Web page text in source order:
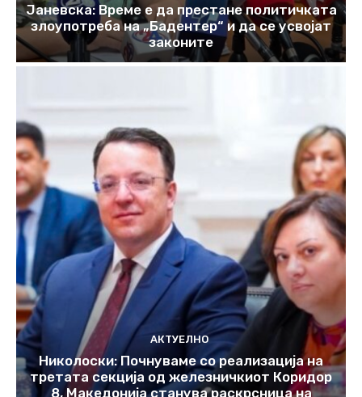
Јаневска: Време е да престане политичката
злоупотреба на „Бадентер“ и да се усвојат
законите
АКТУЕЛНО
Николоски: Почнуваме со реализација на
третата секција од железничкиот Коридор
8, Македонија станува раскрсница на